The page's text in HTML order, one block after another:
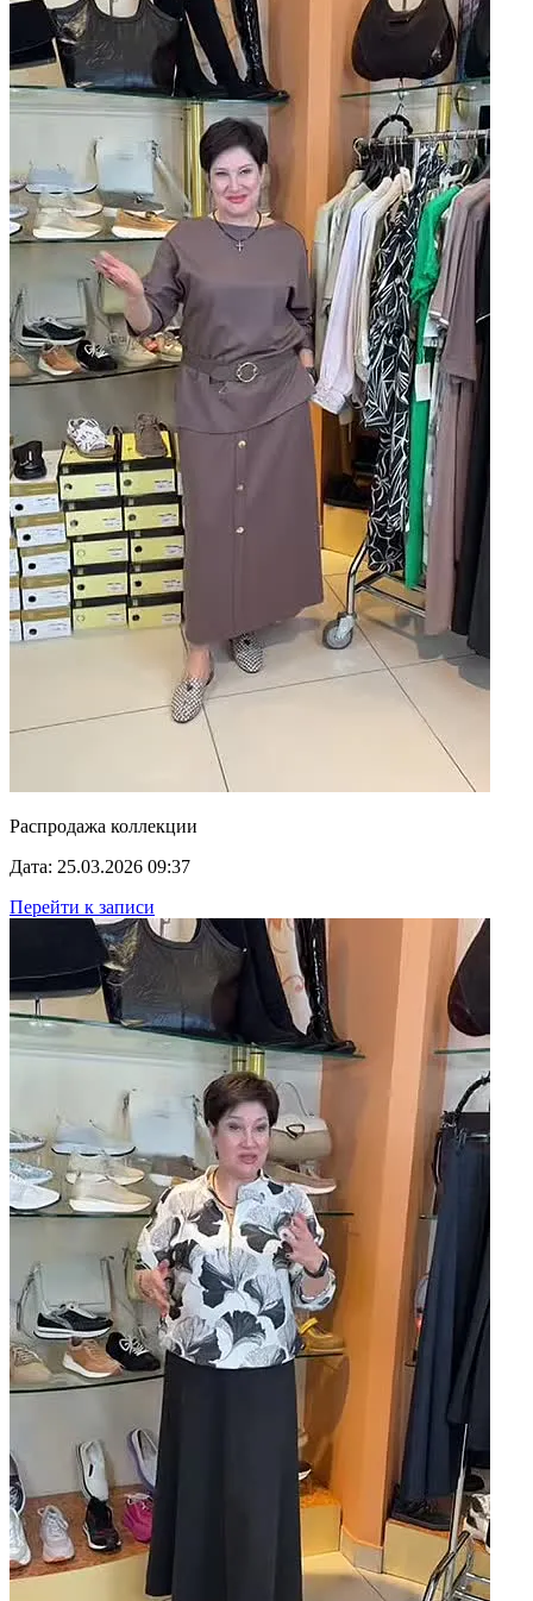
Распродажа коллекции
Дата: 25.03.2026 09:37
Перейти к записи